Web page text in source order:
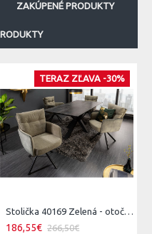
ZAKÚPENÉ PRODUKTY
TERAZ ZĽAVA -30%
Stolička 40169 Zelená - otočná
186,55€ 266,50€